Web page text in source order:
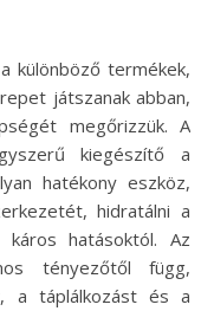
játszanak abban,
megőrizzük. A
kiegészítő a
hatékony eszköz,
hidratálni a
hatásoktól. Az
tényezőtől függ,
a táplálkozást és a